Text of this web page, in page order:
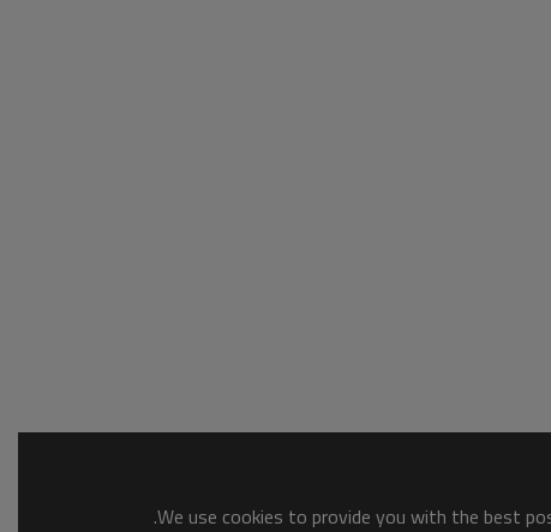
We use cookies to provide you with the best